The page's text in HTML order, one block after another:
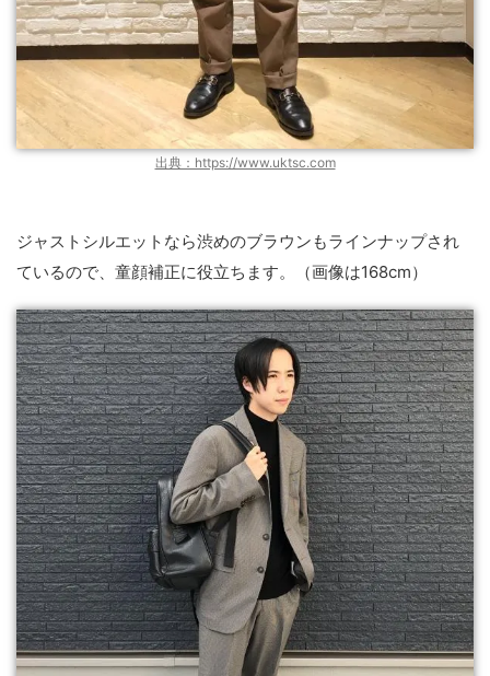
出典：https://www.uktsc.com
ジャストシルエットなら渋めのブラウンもラインナップされ
ているので、童顔補正に役立ちます。（画像は168cm）